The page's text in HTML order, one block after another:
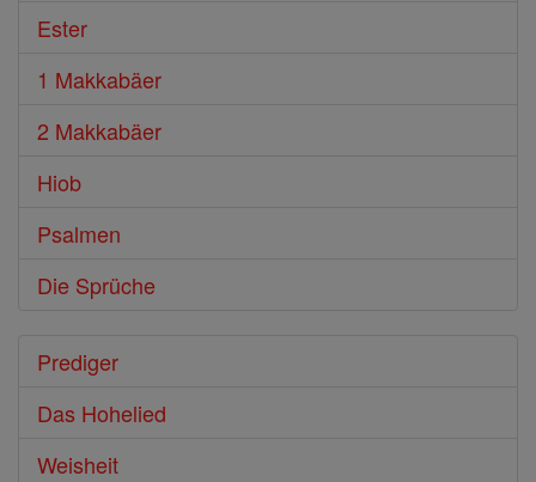
Ester
1 Makkabäer
2 Makkabäer
Hiob
Psalmen
Die Sprüche
Prediger
Das Hohelied
Weisheit